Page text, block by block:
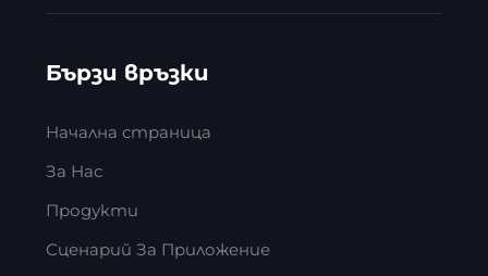
Бързи връзки
Начална страница
За Нас
Продукти
Сценарий За Приложение